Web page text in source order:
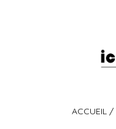
ACCUEIL /